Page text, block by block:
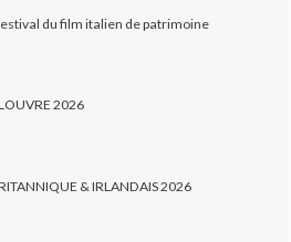
du film italien de patrimoine
2026
& IRLANDAIS 2026